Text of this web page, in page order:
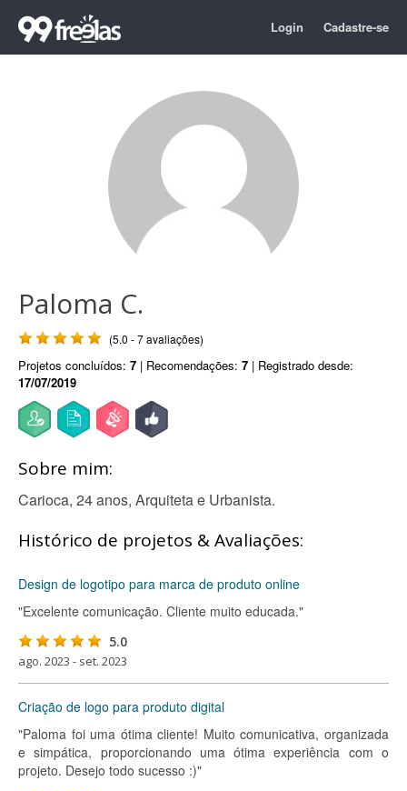
Login Cadastre-se
Paloma C.
(5.0 - 7 avaliações)
Projetos concluídos: 7 | Recomendações: 7 | Registrado desde:
17/07/2019
Sobre mim:
Carioca, 24 anos, Arquiteta e Urbanista.
Histórico de projetos & Avaliações:
Design de logotipo para marca de produto online
"Excelente comunicação. Cliente muito educada."
5.0
ago. 2023 - set. 2023
Criação de logo para produto digital
"Paloma foi uma ótima cliente! Muito comunicativa, organizada
e simpática, proporcionando uma ótima experiência com o
projeto. Desejo todo sucesso :)"